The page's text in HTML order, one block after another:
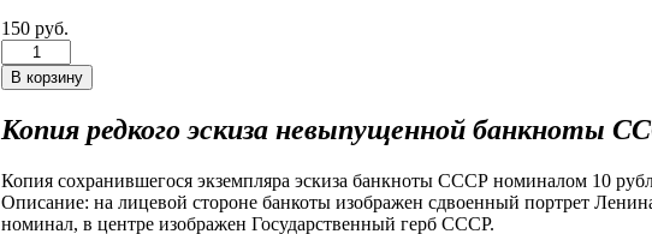
150 руб.
Копия редкого эскиза невыпущенной банкноты
Копия сохранившегося экземпляра эскиза банкноты СССР номиналом 10
Описание: на лицевой стороне банкоты изображен сдвоенный портрет
номинал, в центре изображен Государственный герб СССР.